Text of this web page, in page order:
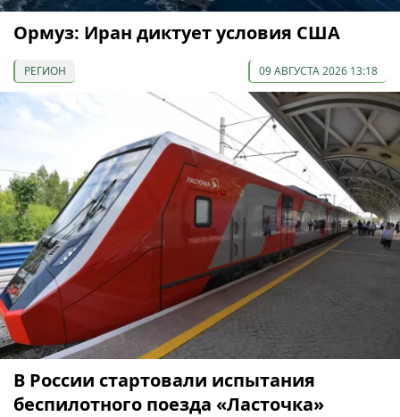
Ормуз: Иран диктует условия США
РЕГИОН 09 АВГУСТА 2026 13:18
В России стартовали испытания
беспилотного поезда «Ласточка»